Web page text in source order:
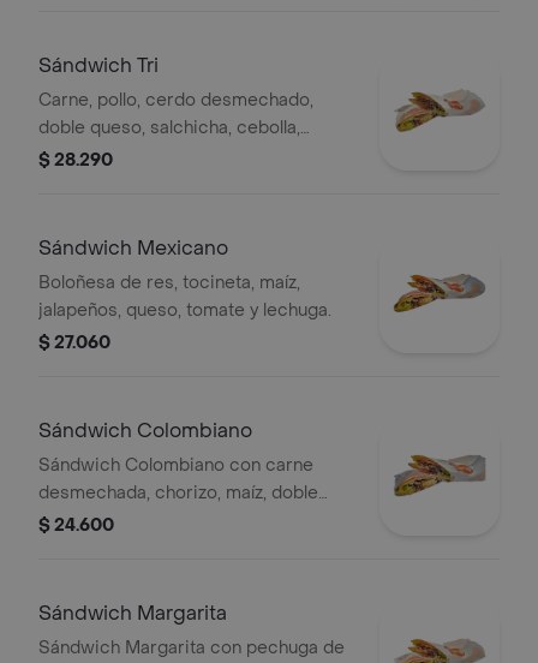
Sándwich Tri
Carne, pollo, cerdo desmechado,
doble queso, salchicha, cebolla,
tomate y lechuga.
$ 28.290
Sándwich Mexicano
Boloñesa de res, tocineta, maíz,
jalapeños, queso, tomate y lechuga.
$ 27.060
Sándwich Colombiano
Sándwich Colombiano con carne
desmechada, chorizo, maíz, doble
queso y salsa criolla.
$ 24.600
Sándwich Margarita
Sándwich Margarita con pechuga de